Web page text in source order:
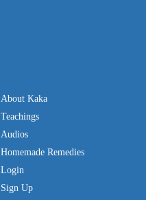
About Kaka
Teachings
Audios
Homemade Remedies
Login
Sign Up